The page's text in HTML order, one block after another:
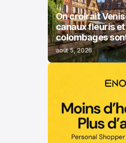
On croirait
canaux fleuris
colombages
août 5, 2026